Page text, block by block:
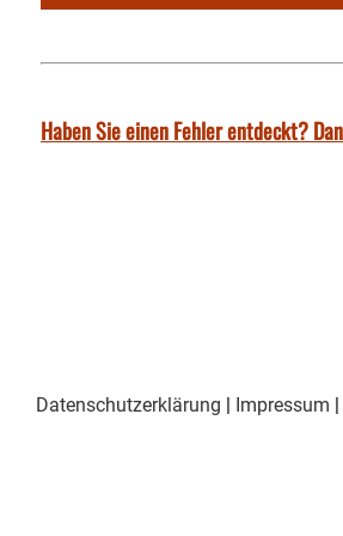
Haben Sie einen Fehler entdeckt?
Datenschutzerklärung | Impressum |